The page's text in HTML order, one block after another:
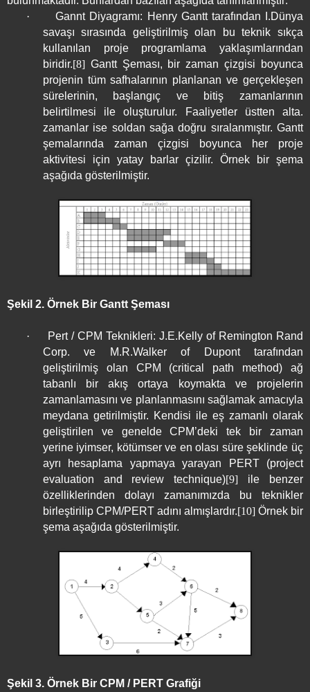
·
Gannt Diyagramı: Henry Gantt tarafından I.Dünya
savaşı sırasında geliştirilmiş olan bu teknik sıkça
kullanılan proje programlama yaklaşımlarından
biridir.[8]Gantt Şeması, bir zaman çizgisi boyunca
projenin tüm safhalarının planlanan ve gerçekleşen
sürelerinin, başlangıç ve bitiş zamanlarının
belirtilmesi ile oluşturulur. Faaliyetler üstten alta.
zamanlar ise soldan sağa doğru sıralanmıştır. Gantt
şemalarında zaman çizgisi boyunca her proje
aktivitesi için yatay barlar çizilir. Örnek bir şema
aşağıda gösterilmiştir.
Şekil 2. Örnek Bir Gantt Şeması
·
Pert / CPM Teknikleri: J.E.Kelly of Remington Rand
Corp. ve M.R.Walker of Dupont tarafından
geliştirilmiş olan CPM (critical path method) ağ
tabanlı bir akış ortaya koymakta ve projelerin
zamanlamasını ve planlanmasını sağlamak amacıyla
meydana getirilmiştir. Kendisi ile eş zamanlı olarak
geliştirilen ve genelde CPM’deki tek bir zaman
yerine iyimser, kötümser ve en olası süre şeklinde üç
ayrı hesaplama yapmaya yarayan PERT (project
evaluation and review technique)[9] ile benzer
özelliklerinden dolayı zamanımızda bu teknikler
birleştirilip CPM/PERT adını almışlardır.[10]Örnek bir
şema aşağıda gösterilmiştir.
Şekil 3. Örnek Bir CPM / PERT Grafiği